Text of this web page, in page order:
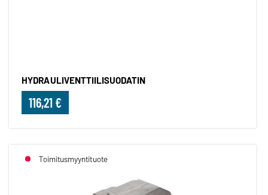
HYDRAULIVENTTIILISUODATIN
116,21 €
Toimitusmyyntituote